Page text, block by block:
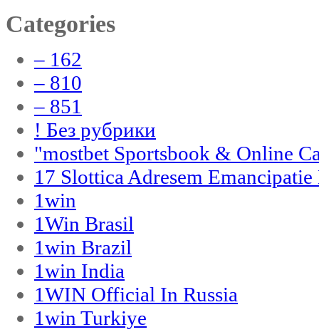
Categories
– 162
– 810
– 851
! Без рубрики
"‎mostbet Sportsbook & Online
17 Slottica Adresem
1win
1Win Brasil
1win Brazil
1win India
1WIN Official In Russia
1win Turkiye